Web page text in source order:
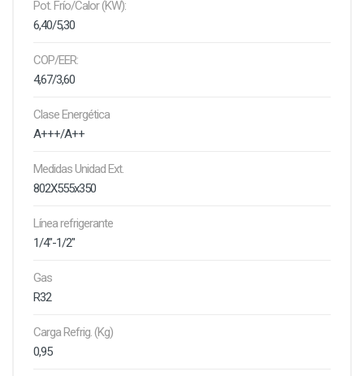
Pot. Frío/Calor (KW):
6,40/5,30
COP/EER:
4,67/3,60
Clase Energética
A+++/A++
Medidas Unidad Ext.
802X555x350
Línea refrigerante
1/4"-1/2"
Gas
R32
Carga Refrig. (Kg)
0,95